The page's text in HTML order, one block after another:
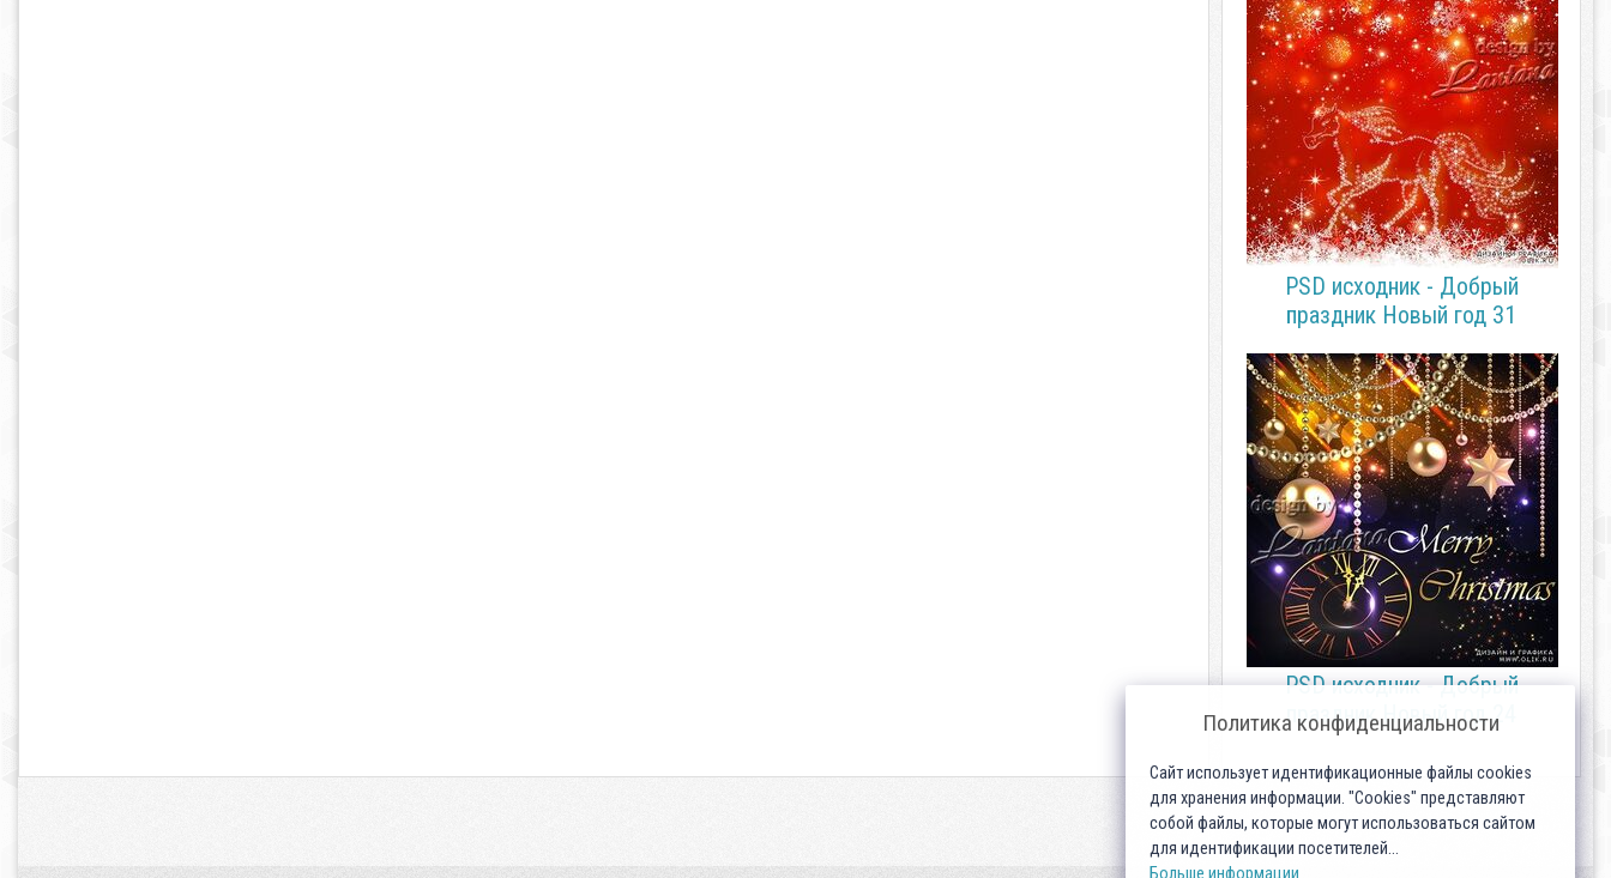
PSD исходник - Добрый
праздник Новый год 31
PSD исходник - Добрый
праздник Новый год 24
Политика конфиденциальности
Сайт использует идентификационные файлы cookies
для хранения информации. "Cookies" представляют
собой файлы, которые могут использоваться сайтом
для идентификации посетителей...
Больше информации